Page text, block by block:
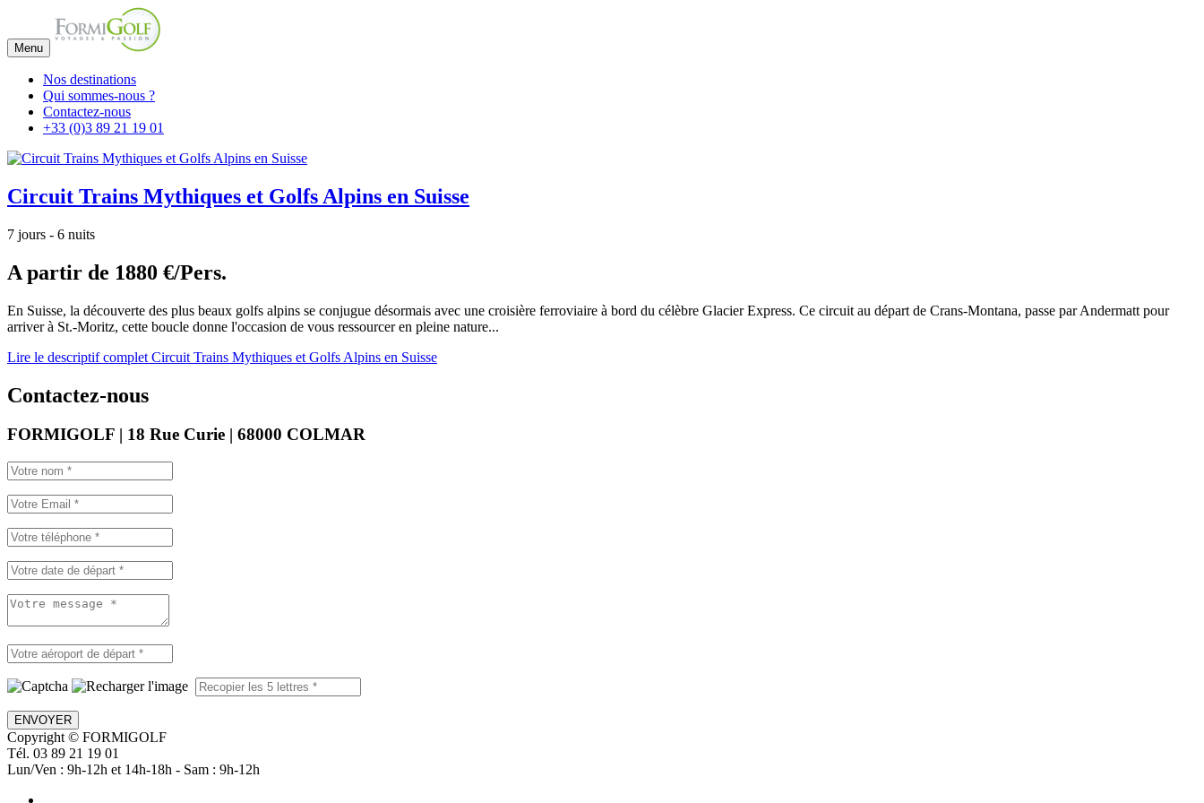
Menu
Nos destinations
Qui sommes-nous ?
Contactez-nous
+33 (0)3 89 21 19 01
Circuit Trains Mythiques et Golfs Alpins en Suisse
7 jours - 6 nuits
A partir de 1880 €/Pers.
En Suisse, la découverte des plus beaux golfs alpins se conjugue désormais avec une croisière ferroviaire à bord du célèbre Glacier Express. Ce circuit au départ de Crans-Montana, passe par Andermatt pour
arriver à St.-Moritz, cette boucle donne l'occasion de vous ressourcer en pleine nature...
Lire le descriptif complet Circuit Trains Mythiques et Golfs Alpins en Suisse
Contactez-nous
FORMIGOLF | 18 Rue Curie | 68000 COLMAR
ENVOYER
Copyright © FORMIGOLF
Tél. 03 89 21 19 01
Lun/Ven : 9h-12h et 14h-18h - Sam : 9h-12h